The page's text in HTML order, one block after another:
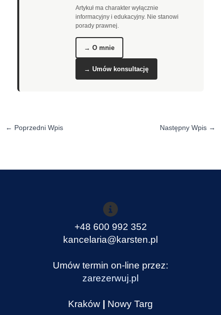
Artykuł ma charakter wyłącznie
informacyjny i edukacyjny. Nie stanowi
porady prawnej.
→ O mnie
→ Umów konsultację
← Poprzedni Wpis Następny Wpis →
+48 600 992 352
kancelaria@karsten.pl
Umów termin on-line przez:
zarezerwuj.pl
Kraków Nowy Targ